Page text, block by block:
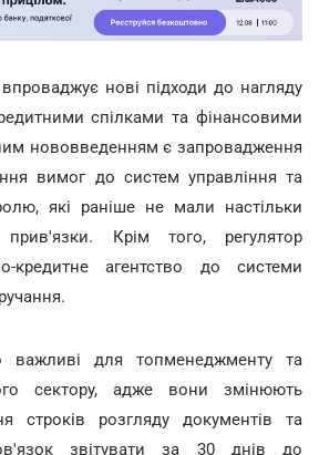
нові підходи до нагляду
спілками та фінансовими
нововведенням є запровадження
вимог до систем управління та
які раніше не мали настільки
прив'язки. Крім того, регулятор
кредитне агентство до системи
важливі для топменеджменту та
сектору, адже вони змінюють
строків розгляду документів та
звітувати за 30 днів до